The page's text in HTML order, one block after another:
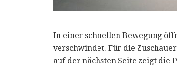
In einer schnellen Bewegung
verschwindet. Für die
auf der nächsten Seite zeigt die